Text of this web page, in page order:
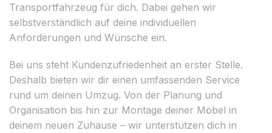
Transportfahrzeug für dich. Dabei gehen wir
selbstverständlich auf deine individuellen
Anforderungen und Wünsche ein.
Bei uns steht Kundenzufriedenheit an erster Stelle.
Deshalb bieten wir dir einen umfassenden Service
rund um deinen Umzug. Von der Planung und
Organisation bis hin zur Montage deiner Möbel in
deinem neuen Zuhause – wir unterstützen dich in